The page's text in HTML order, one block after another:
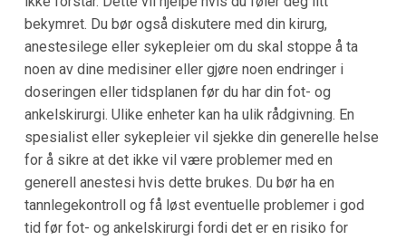
bekymret. Du bør også diskutere med din kirurg,
anestesilege eller sykepleier om du skal stoppe å ta
noen av dine medisiner eller gjøre noen endringer i
doseringen eller tidsplanen før du har din fot- og
ankelskirurgi. Ulike enheter kan ha ulik rådgivning. En
spesialist eller sykepleier vil sjekke din generelle helse
for å sikre at det ikke vil være problemer med en
generell anestesi hvis dette brukes. Du bør ha en
tannlegekontroll og få løst eventuelle problemer i god
tid før fot- og ankelskirurgi fordi det er en risiko for